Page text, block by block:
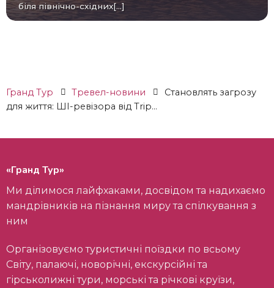
біля північно-східних[...]
Гранд Тур Тревел-новини
Становлять загрозу
для життя: ШІ-ревізора від Trip...
«Гранд Тур»
Ми ділимося лайфхаками, досвідом та надихаємо
мандрівників на пізнання миру та спілкування з
ним
Організовуємо туристичні поїздки по всьому
Світу, палаючі, новорічні, екскурсійні та
гірськолижні тури, морські та річкові круїзи,